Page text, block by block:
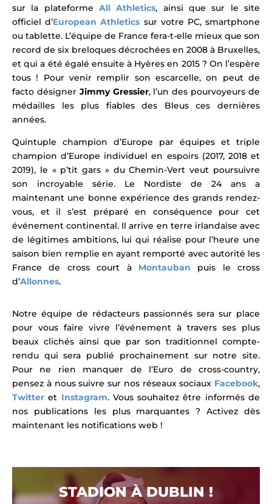
sur la plateforme All Athletics, ainsi que sur le site
officiel d’European Athletics sur votre PC, smartphone
ou tablette. L’équipe de France fera-t-elle mieux que son
record de six breloques décrochées en 2008 à Bruxelles,
et qui a été égalé ensuite à Hyères en 2015 ? On l’espère
tous ! Pour venir remplir son escarcelle, on peut de
facto désigner Jimmy Gressier, l’un des pourvoyeurs de
médailles les plus fiables des Bleus ces dernières
années.
Quintuple champion d’Europe par équipes et triple
champion d’Europe individuel en espoirs (2017, 2018 et
2019), le « p’tit gars » du Chemin-Vert veut poursuivre
son incroyable série. Le Nordiste de 24 ans a
maintenant une bonne expérience des grands rendez-
vous, et il s’est préparé en conséquence pour cet
événement continental. Il arrive en terre irlandaise avec
de légitimes ambitions, lui qui réalise pour l’heure une
saison bien remplie en ayant remporté avec autorité les
France de cross court à Montauban puis le cross
d’Allonnes.
Notre équipe de rédacteurs passionnés sera sur place
pour vous faire vivre l’événement à travers ses plus
beaux clichés ainsi que par son traditionnel compte-
rendu qui sera publié prochainement sur notre site.
Pour ne rien manquer de l’Euro de cross-country,
pensez à nous suivre sur nos réseaux sociaux Facebook,
Twitter et Instagram. Vous souhaitez être informés de
nos publications les plus marquantes ? Activez dès
maintenant les notifications web !
STADION À DUBLIN !